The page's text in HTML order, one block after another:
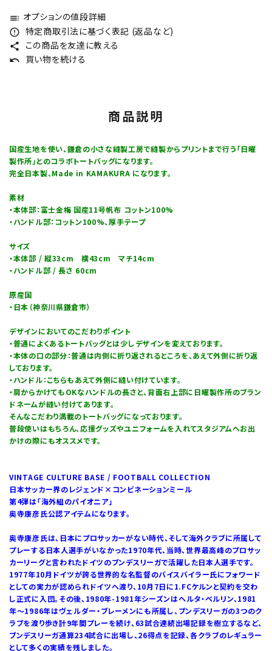
toc オプションの値段詳細
error_outline 特定商取引法に基づく表記 (返品など)
share この商品を友達に教える
undo 買い物を続ける
商品説明
国産生地を使い、鎌倉の小さな縫製工房で縫製からプリントまで行う「日曜
製作所」とのコラボトートバッグになります。
完全日本製、Made in KAMAKURA になります。
素材
・本体部：富士金梅 国産11号帆布 コットン100%
・ハンドル部：コットン100%、厚手テープ
サイズ
・本体部 / 縦33cm 横43cm マチ14cm
・ハンドル部 / 長さ 60cm
原産国
・日本（神奈川県鎌倉市）
デザインにおいてのこだわりポイント
・普通によくあるトートバッグとは少しデザインを変えております。
・本体の口の部分：普通は内側に折り返されるところを、あえて外側に折り返
しております。
・ハンドル：こちらもあえて外側に縫い付けています。
・肩からかけてもOKなハンドルの長さと、背面右上部に日曜製作所のブラン
ドネームが縫い付けてあります。
そんなこだわり満載のトートバッグになっております。
普段使いはもちろん、応援グッズやユニフォームを入れてスタジアムへお出
かけの際にもオススメです。
VINTAGE CULTURE BASE / FOOTBALL COLLECTION
日本サッカー界のレジェンド×コンビネーションミール
第4弾は「海外組のパイオニア」
奥寺康彦氏公認アイテムになります。
奥寺康彦氏は、日本にプロサッカーがない時代、そして海外クラブに所属して
プレーする日本人選手がいなかった1970年代、当時、世界最高峰のプロサッ
カーリーグと言われたドイツのブンデスリーガで活躍した日本人選手です。
1977年10月ドイツが誇る世界的な名監督のバイスバイラー氏にフォワード
としての実力が認められドイツへ渡り、10月7日に1.FCケルンと契約を交わ
し正式に入団。その後、1980年-1981年シーズンはヘルタ・ベルリン、1981
年～1986年はヴェルダー・ブレーメンにも所属し、ブンデスリーガの3つのク
ラブを渡り歩き計9年間プレーを続け、63試合連続出場記録を樹立するなど、
ブンデスリーガ通算234試合に出場し、26得点を記録、各クラブのレギュラー
として多くの実績を残しました。